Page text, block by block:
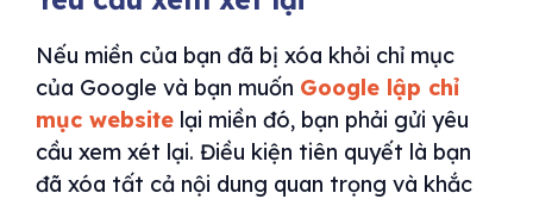
Nếu miền của bạn đã bị xóa khỏi chỉ mục
của Google và bạn muốn Google lập chỉ
mục website lại miền đó, bạn phải gửi yêu
cầu xem xét lại. Điều kiện tiên quyết là bạn
đã xóa tất cả nội dung quan trọng và khắc